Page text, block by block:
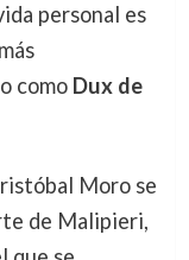
personal es
como Dux de
Moro se
de Malipieri,